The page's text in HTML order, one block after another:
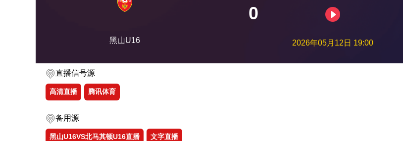
黑山U16
0
2026年05月12日 19:00
直播信号源
高清直播 腾讯体育
备用源
黑山U16VS北马其顿U16直播 文字直播